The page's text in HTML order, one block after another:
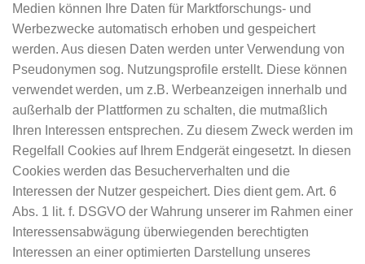
Medien können Ihre Daten für Marktforschungs- und
Werbezwecke automatisch erhoben und gespeichert
werden. Aus diesen Daten werden unter Verwendung von
Pseudonymen sog. Nutzungsprofile erstellt. Diese können
verwendet werden, um z.B. Werbeanzeigen innerhalb und
außerhalb der Plattformen zu schalten, die mutmaßlich
Ihren Interessen entsprechen. Zu diesem Zweck werden im
Regelfall Cookies auf Ihrem Endgerät eingesetzt. In diesen
Cookies werden das Besucherverhalten und die
Interessen der Nutzer gespeichert. Dies dient gem. Art. 6
Abs. 1 lit. f. DSGVO der Wahrung unserer im Rahmen einer
Interessensabwägung überwiegenden berechtigten
Interessen an einer optimierten Darstellung unseres